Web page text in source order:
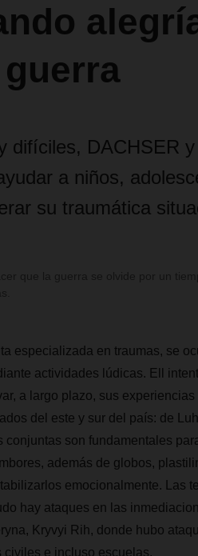
difíciles, DACHSER
a niños,
su traumática
especializada en traumas, se
actividades lúdicas. Ell
a largo plazo, sus
del este y sur del país: de
son fundamentales
además de globos,
emocionalmente. Las
hay ataques en las
Kryvyi Rih, donde hubo
e incluso escuelas.